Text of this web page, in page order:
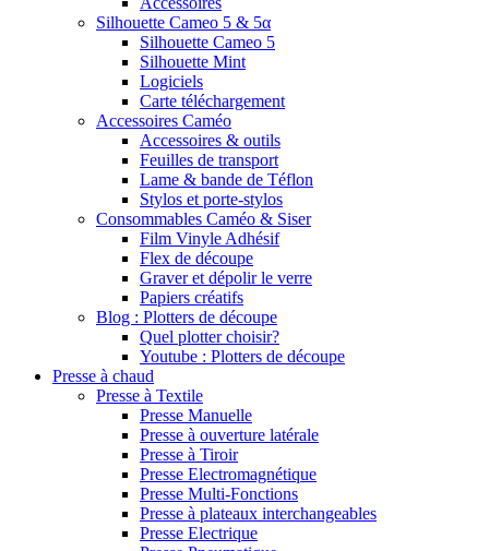
Silhouette Cameo 5 & 5α
Silhouette Cameo 5
Silhouette Mint
Logiciels
Carte téléchargement
Accessoires Caméo
Accessoires & outils
Feuilles de transport
Lame & bande de Téflon
Stylos et porte-stylos
Consommables Caméo & Siser
Film Vinyle Adhésif
Flex de découpe
Graver et dépolir le verre
Papiers créatifs
Blog : Plotters de découpe
Quel plotter choisir?
Youtube : Plotters de découpe
Presse à chaud
Presse à Textile
Presse Manuelle
Presse à ouverture latérale
Presse à Tiroir
Presse Electromagnétique
Presse Multi-Fonctions
Presse à plateaux interchangeables
Presse Electrique